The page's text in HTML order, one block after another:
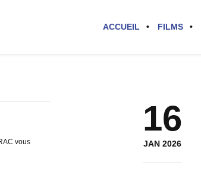
ACCUEIL FILMS
16
JAN 2026
vous